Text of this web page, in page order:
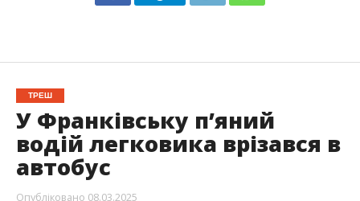
ТРЕШ
У Франківську п’яний
водій легковика врізався в
автобус
Опубліковано 08.03.2025